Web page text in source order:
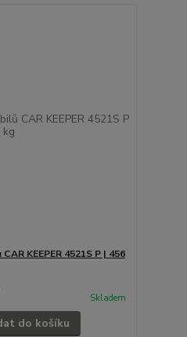
KEEPER 4521S P | 456
Skladem
do košíku